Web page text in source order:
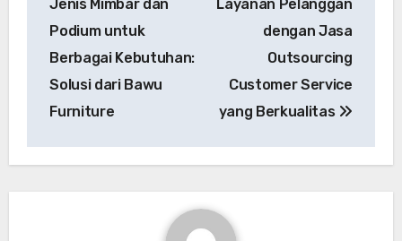
Jenis Mimbar dan
Podium untuk
Berbagai Kebutuhan:
Solusi dari Bawu
Furniture
Layanan Pelanggan
dengan Jasa
Outsourcing
Customer Service
yang Berkualitas